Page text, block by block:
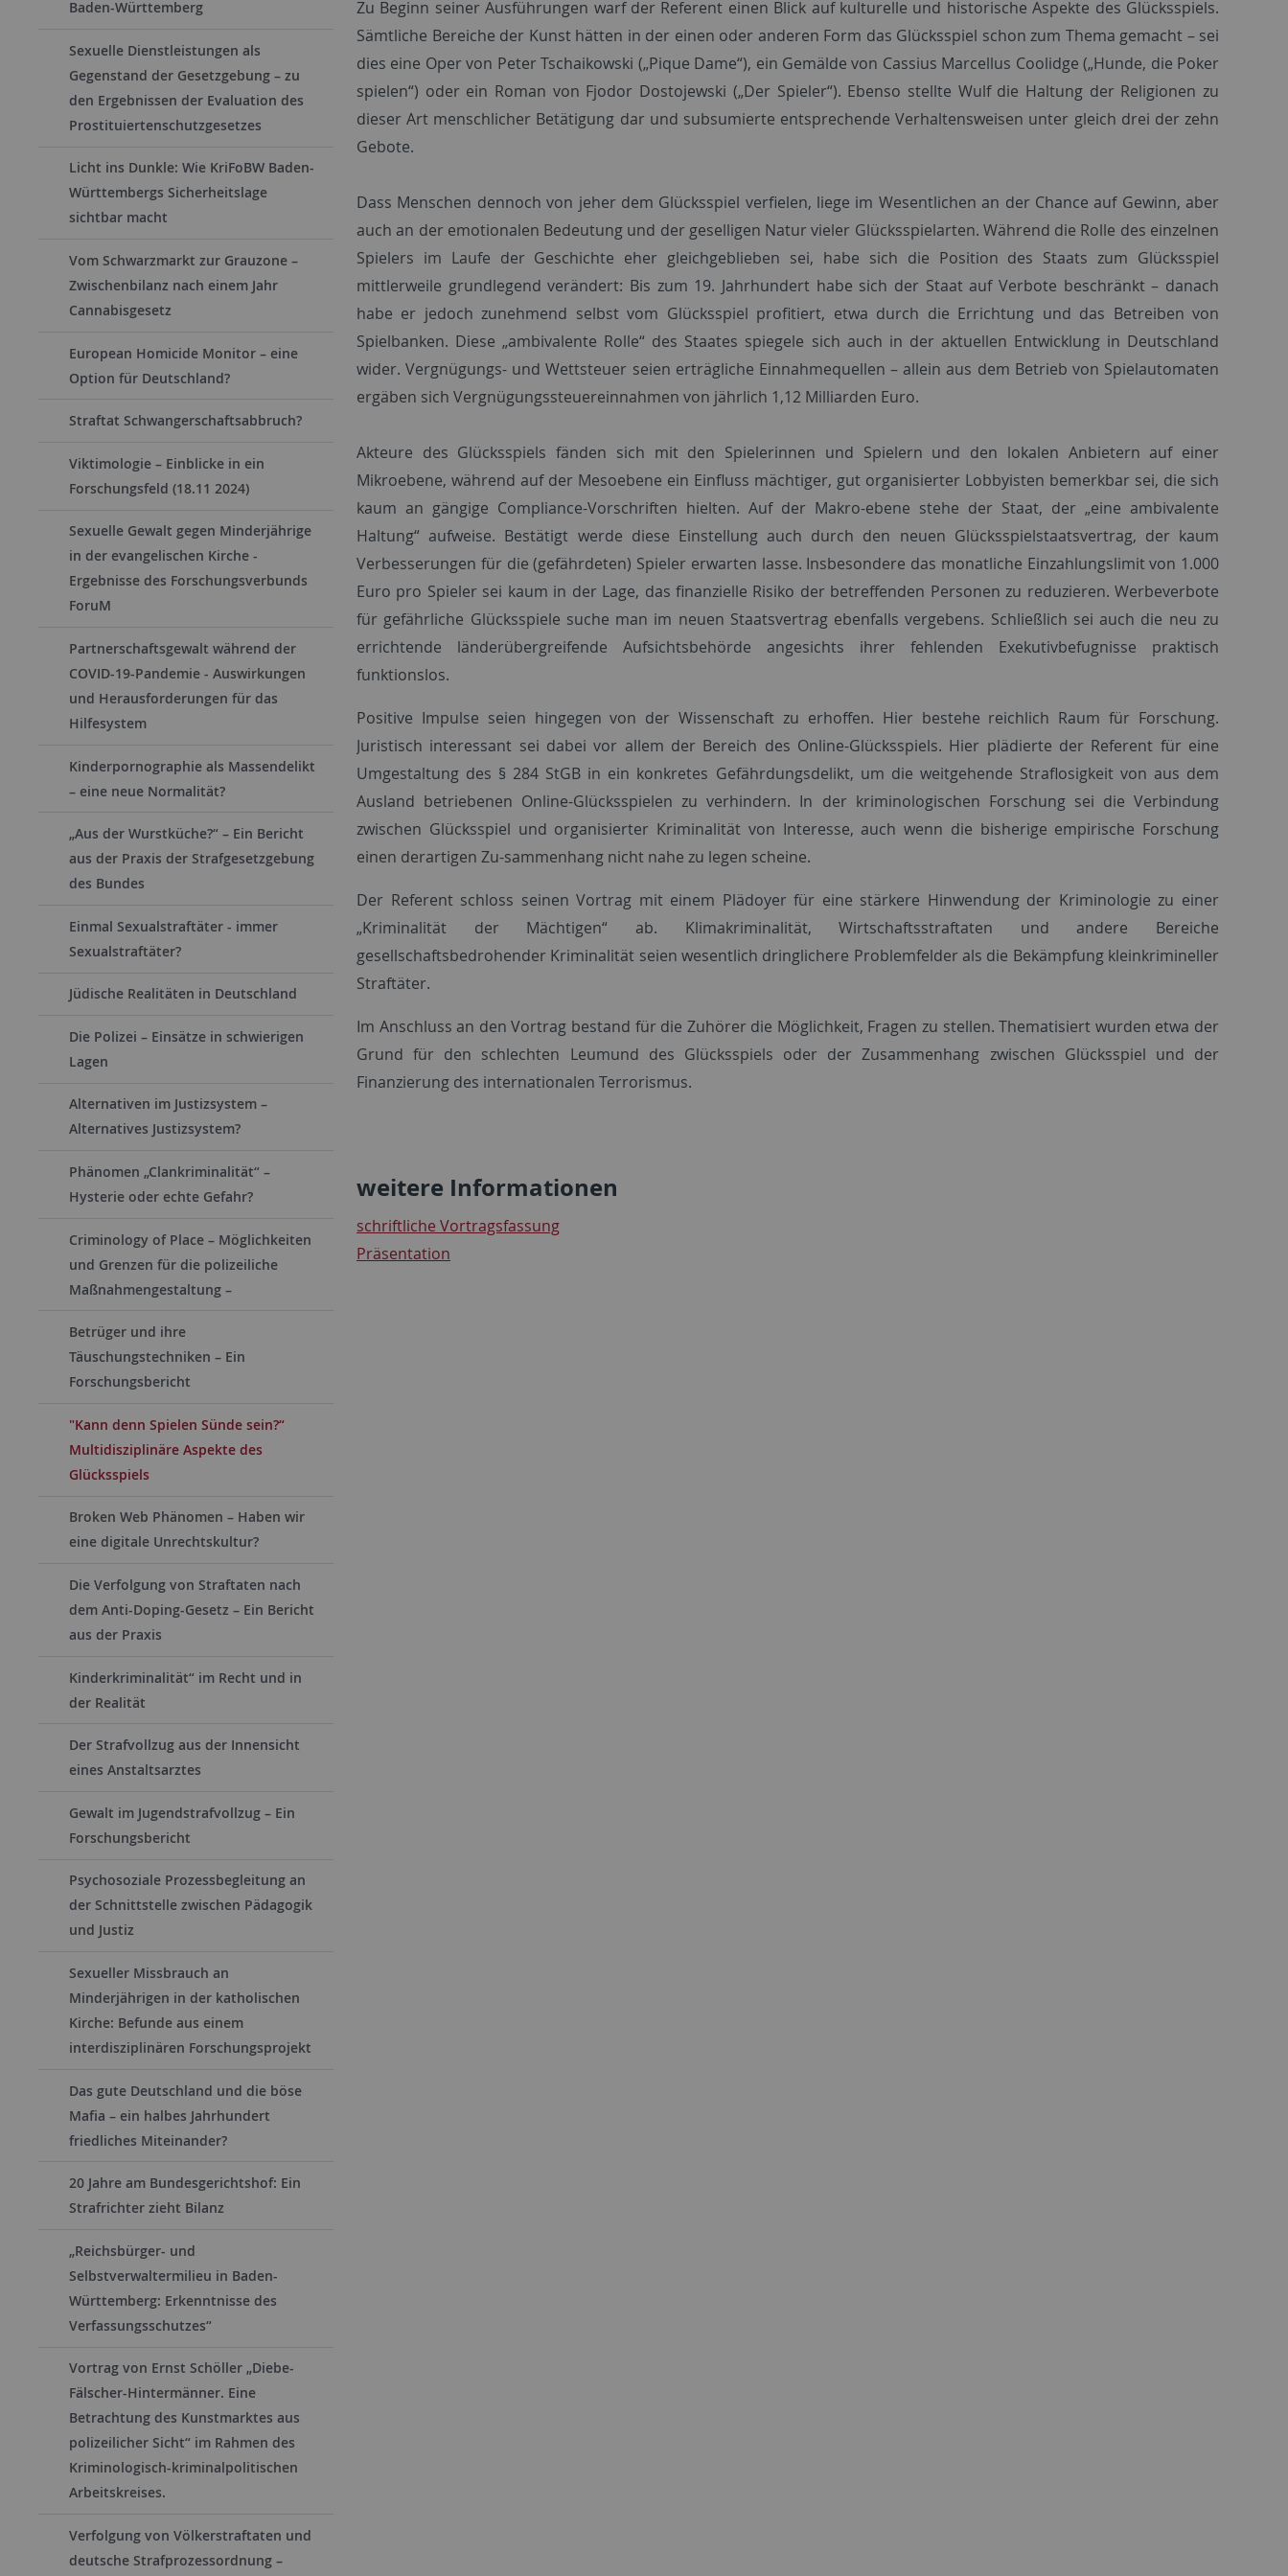
Baden-Württemberg
Sexuelle Dienstleistungen als
Gegenstand der Gesetzgebung – zu
den Ergebnissen der Evaluation des
Prostituiertenschutzgesetzes
Licht ins Dunkle: Wie KriFoBW Baden-
Württembergs Sicherheitslage
sichtbar macht
Vom Schwarzmarkt zur Grauzone –
Zwischenbilanz nach einem Jahr
Cannabisgesetz
European Homicide Monitor – eine
Option für Deutschland?
Straftat Schwangerschaftsabbruch?
Viktimologie – Einblicke in ein
Forschungsfeld (18.11 2024)
Sexuelle Gewalt gegen Minderjährige
in der evangelischen Kirche -
Ergebnisse des Forschungsverbunds
ForuM
Partnerschaftsgewalt während der
COVID-19-Pandemie - Auswirkungen
und Herausforderungen für das
Hilfesystem
Kinderpornographie als Massendelikt
– eine neue Normalität?
„Aus der Wurstküche?“ – Ein Bericht
aus der Praxis der Strafgesetzgebung
des Bundes
Einmal Sexualstraftäter - immer
Sexualstraftäter?
Jüdische Realitäten in Deutschland
Die Polizei – Einsätze in schwierigen
Lagen
Alternativen im Justizsystem –
Alternatives Justizsystem?
Phänomen „Clankriminalität“ –
Hysterie oder echte Gefahr?
Criminology of Place – Möglichkeiten
und Grenzen für die polizeiliche
Maßnahmengestaltung –
Betrüger und ihre
Täuschungstechniken – Ein
Forschungsbericht
"Kann denn Spielen Sünde sein?“
Multidisziplinäre Aspekte des
Glücksspiels
Broken Web Phänomen – Haben wir
eine digitale Unrechtskultur?
Die Verfolgung von Straftaten nach
dem Anti-Doping-Gesetz – Ein Bericht
aus der Praxis
Kinderkriminalität“ im Recht und in
der Realität
Der Strafvollzug aus der Innensicht
eines Anstaltsarztes
Gewalt im Jugendstrafvollzug – Ein
Forschungsbericht
Psychosoziale Prozessbegleitung an
der Schnittstelle zwischen Pädagogik
und Justiz
Sexueller Missbrauch an
Minderjährigen in der katholischen
Kirche: Befunde aus einem
interdisziplinären Forschungsprojekt
Das gute Deutschland und die böse
Mafia – ein halbes Jahrhundert
friedliches Miteinander?
20 Jahre am Bundesgerichtshof: Ein
Strafrichter zieht Bilanz
„Reichsbürger- und
Selbstverwaltermilieu in Baden-
Württemberg: Erkenntnisse des
Verfassungsschutzes“
Vortrag von Ernst Schöller „Diebe-
Fälscher-Hintermänner. Eine
Betrachtung des Kunstmarktes aus
polizeilicher Sicht“ im Rahmen des
Kriminologisch-kriminalpolitischen
Arbeitskreises.
Verfolgung von Völkerstraftaten und
deutsche Strafprozessordnung –
Zu Beginn seiner Ausführungen warf der Referent einen Blick auf kulturelle und historische Aspekte des Glücksspiels.
Sämtliche Bereiche der Kunst hätten in der einen oder anderen Form das Glücksspiel schon zum Thema gemacht – sei
dies eine Oper von Peter Tschaikowski („Pique Dame“), ein Gemälde von Cassius Marcellus Coolidge („Hunde, die Poker
spielen“) oder ein Roman von Fjodor Dostojewski („Der Spieler“). Ebenso stellte Wulf die Haltung der Religionen zu
dieser Art menschlicher Betätigung dar und subsumierte entsprechende Verhaltensweisen unter gleich drei der zehn
Gebote.
Dass Menschen dennoch von jeher dem Glücksspiel verfielen, liege im Wesentlichen an der Chance auf Gewinn, aber
auch an der emotionalen Bedeutung und der geselligen Natur vieler Glücksspielarten. Während die Rolle des einzelnen
Spielers im Laufe der Geschichte eher gleichgeblieben sei, habe sich die Position des Staats zum Glücksspiel
mittlerweile grundlegend verändert: Bis zum 19. Jahrhundert habe sich der Staat auf Verbote beschränkt – danach
habe er jedoch zunehmend selbst vom Glücksspiel profitiert, etwa durch die Errichtung und das Betreiben von
Spielbanken. Diese „ambivalente Rolle“ des Staates spiegele sich auch in der aktuellen Entwicklung in Deutschland
wider. Vergnügungs- und Wettsteuer seien erträgliche Einnahmequellen – allein aus dem Betrieb von Spielautomaten
ergäben sich Vergnügungssteuereinnahmen von jährlich 1,12 Milliarden Euro.
Akteure des Glücksspiels fänden sich mit den Spielerinnen und Spielern und den lokalen Anbietern auf einer
Mikroebene, während auf der Mesoebene ein Einfluss mächtiger, gut organisierter Lobbyisten bemerkbar sei, die sich
kaum an gängige Compliance-Vorschriften hielten. Auf der Makro-ebene stehe der Staat, der „eine ambivalente
Haltung“ aufweise. Bestätigt werde diese Einstellung auch durch den neuen Glücksspielstaatsvertrag, der kaum
Verbesserungen für die (gefährdeten) Spieler erwarten lasse. Insbesondere das monatliche Einzahlungslimit von 1.000
Euro pro Spieler sei kaum in der Lage, das finanzielle Risiko der betreffenden Personen zu reduzieren. Werbeverbote
für gefährliche Glücksspiele suche man im neuen Staatsvertrag ebenfalls vergebens. Schließlich sei auch die neu zu
errichtende länderübergreifende Aufsichtsbehörde angesichts ihrer fehlenden Exekutivbefugnisse praktisch
funktionslos.
Positive Impulse seien hingegen von der Wissenschaft zu erhoffen. Hier bestehe reichlich Raum für Forschung.
Juristisch interessant sei dabei vor allem der Bereich des Online-Glücksspiels. Hier plädierte der Referent für eine
Umgestaltung des § 284 StGB in ein konkretes Gefährdungsdelikt, um die weitgehende Straflosigkeit von aus dem
Ausland betriebenen Online-Glücksspielen zu verhindern. In der kriminologischen Forschung sei die Verbindung
zwischen Glücksspiel und organisierter Kriminalität von Interesse, auch wenn die bisherige empirische Forschung
einen derartigen Zu-sammenhang nicht nahe zu legen scheine.
Der Referent schloss seinen Vortrag mit einem Plädoyer für eine stärkere Hinwendung der Kriminologie zu einer
„Kriminalität der Mächtigen“ ab. Klimakriminalität, Wirtschaftsstraftaten und andere Bereiche
gesellschaftsbedrohender Kriminalität seien wesentlich dringlichere Problemfelder als die Bekämpfung kleinkrimineller
Straftäter.
Im Anschluss an den Vortrag bestand für die Zuhörer die Möglichkeit, Fragen zu stellen. Thematisiert wurden etwa der
Grund für den schlechten Leumund des Glücksspiels oder der Zusammenhang zwischen Glücksspiel und der
Finanzierung des internationalen Terrorismus.
weitere Informationen
schriftliche Vortragsfassung
Präsentation